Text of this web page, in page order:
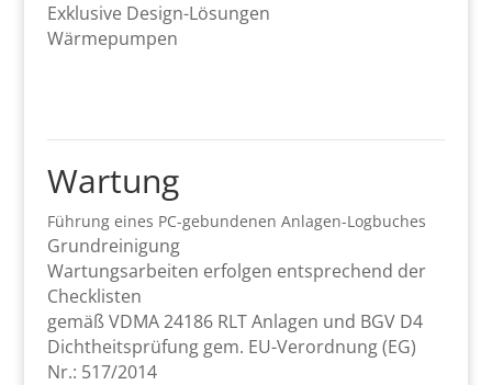
Exklusive Design-Lösungen
Wärmepumpen
Wartung
Führung eines PC-gebundenen Anlagen-Logbuches
Grundreinigung
Wartungsarbeiten erfolgen entsprechend der
Checklisten
gemäß VDMA 24186 RLT Anlagen und BGV D4
Dichtheitsprüfung gem. EU-Verordnung (EG)
Nr.: 517/2014